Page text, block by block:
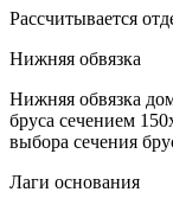
Рассчитывается
Нижняя обвязка
Нижняя обвязка
бруса сечением
выбора сечения
Лаги основания